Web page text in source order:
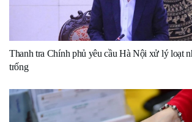
Thanh tra Chính phủ yêu cầu Hà Nội xử lý loạt
trống